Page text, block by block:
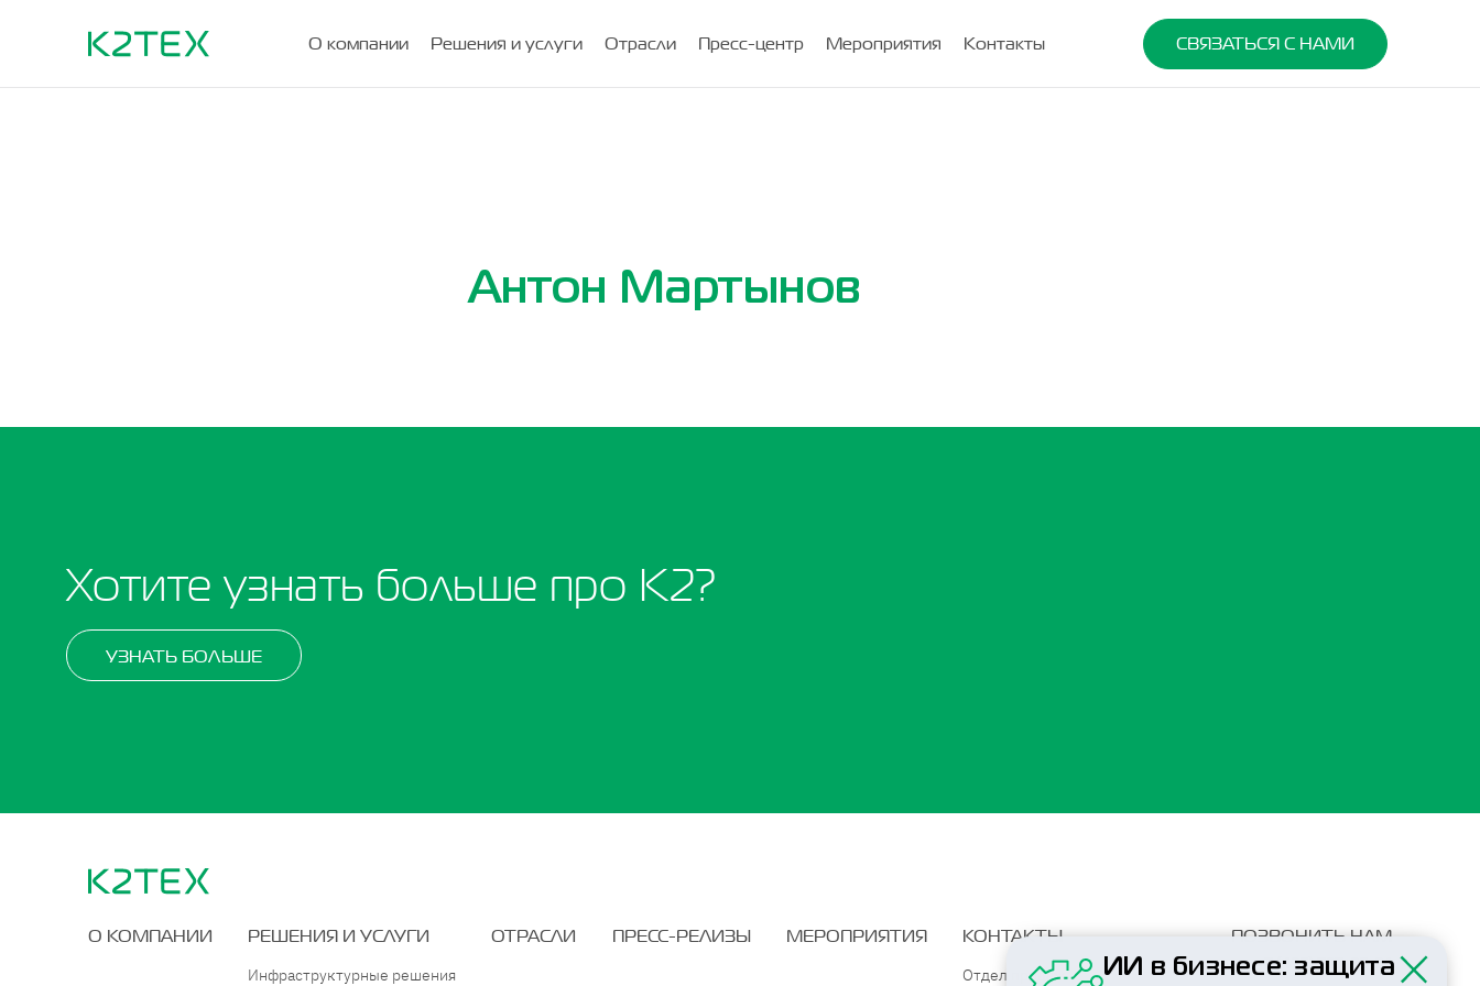
О компании Решения и услуги Отрасли Пресс-центр Мероприятия Контакты СВЯЗАТЬСЯ С НАМИ
ИИ в бизнесе: защита
Антон Мартынов
Хотите узнать больше про K2?
УЗНАТЬ БОЛЬШЕ
О КОМПАНИИ РЕШЕНИЯ И УСЛУГИ
Инфраструктурные решения
ОТРАСЛИ ПРЕСС-РЕЛИЗЫ МЕРОПРИЯТИЯ КОНТАКТЫ
Отдел продаж
ПОЗВОНИТЬ НАМ
+7 (495) 797-85-84